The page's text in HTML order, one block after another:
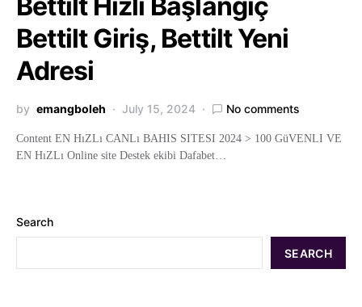
Bettilt Giriş, Bettilt Yeni
Adresi
by emangboleh July 15, 2024 No comments
Content EN HıZLı CANLı BAHIS SITESI 2024 > 100 GüVENLI VE
EN HıZLı Online site Destek ekibi Dafabet…
Search
SEARCH